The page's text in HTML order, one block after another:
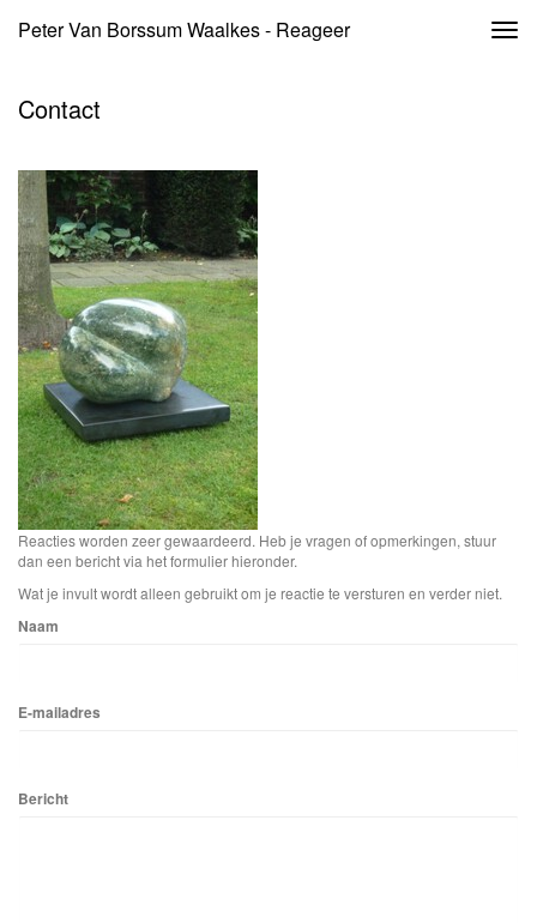
Peter Van Borssum Waalkes - Reageer
Contact
Reacties worden zeer gewaardeerd. Heb je vragen of opmerkingen, stuur
dan een bericht via het formulier hieronder.
Wat je invult wordt alleen gebruikt om je reactie te versturen en verder niet.
Naam
E-mailadres
Bericht